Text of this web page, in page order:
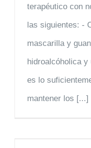
terapéutico con
las siguientes: -
mascarilla y
hidroalcóholica
es lo
mantener los [...]